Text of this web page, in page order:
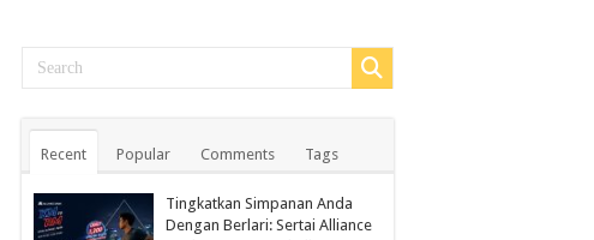
Recent Popular Comments Tags
Tingkatkan Simpanan Anda
Dengan Berlari: Sertai Alliance